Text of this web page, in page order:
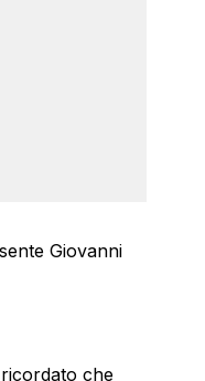
Giovanni
che